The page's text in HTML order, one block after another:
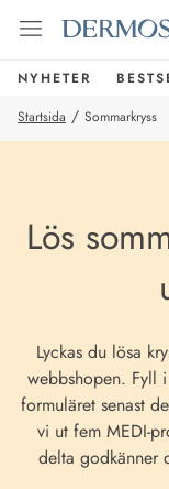
NYHETER
Startsida / Sommarkryss
Lös
Lyckas du lösa
webbshopen. Fyll
formuläret senast
vi ut fem MEDI-
delta godkänner